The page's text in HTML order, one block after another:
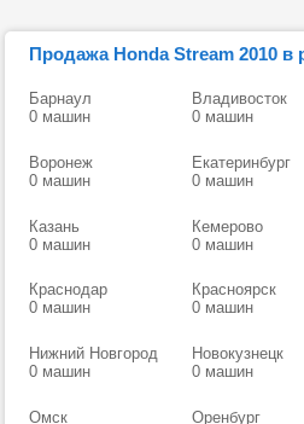
Продажа Honda Stream 2010 в
Барнаул
0 машин
Владивосток
0 машин
Воронеж
0 машин
Екатеринбург
0 машин
Казань
0 машин
Кемерово
0 машин
Краснодар
0 машин
Красноярск
0 машин
Нижний Новгород
0 машин
Новокузнецк
0 машин
Омск
Оренбург